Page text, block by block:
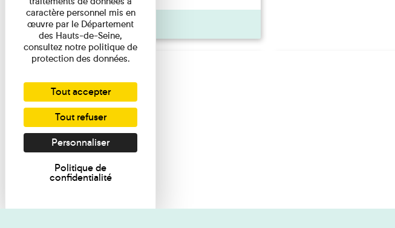
Pages
caractère personnel mis en
œuvre par le Département
des Hauts-de-Seine,
consultez notre politique de
protection des données.
Tout accepter
Tout refuser
Personnaliser
Politique de
confidentialité